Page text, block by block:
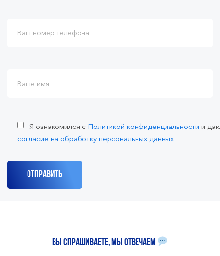
Я ознакомился с Политикой конфиденциальности и
согласие на обработку персональных данных
Вы спрашиваете, мы отвечаем